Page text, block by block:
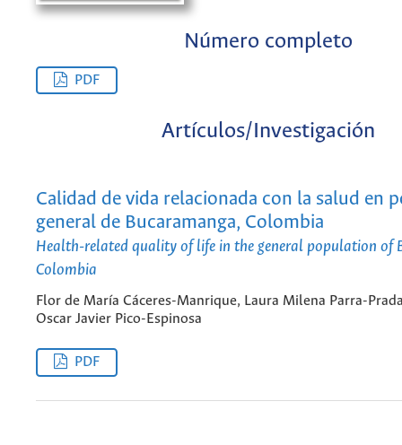
Número completo
PDF
Artículos/Investigación
Calidad de vida relacionada con la salud en
general de Bucaramanga, Colombia
Health-related quality of life in the general population of
Colombia
Flor de María Cáceres-Manrique, Laura Milena Parra-
Oscar Javier Pico-Espinosa
PDF